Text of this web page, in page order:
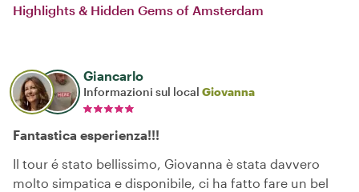
Highlights & Hidden Gems of Amsterdam
Giancarlo
Informazioni sul local Giovanna
Fantastica esperienza!!!
Il tour é stato bellissimo, Giovanna è stata davvero
molto simpatica e disponibile, ci ha fatto fare un bel